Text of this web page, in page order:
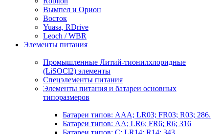
Вымпел и Орион
Восток
Yuasa, RDrive
Leoch / WBR
Элементы питания
Промышленные Литий-тионилхлоридные
(LiSOCl2) элементы
Спецэлементы питания
Элементы питания и батареи основных
типоразмеров
Батареи типов: AAA; LR03; FR03; R03; 286.
Батареи типов: AA; LR6; FR6; R6; 316
Батареи типов: C; LR14; R14; 343.